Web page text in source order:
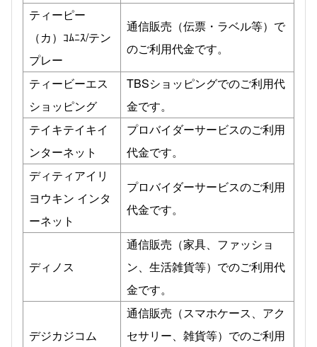
ティーピー
（カ）ｺﾑﾆｽ/テン
プレー
通信販売（伝票・ラベル等）で
のご利用代金です。
ティービーエス
ショッピング
TBSショッピングでのご利用代
金です。
テイキテイキイ
ンターネット
プロバイダーサービスのご利用
代金です。
ディティアイリ
ヨウキン インタ
ーネット
プロバイダーサービスのご利用
代金です。
ディノス
通信販売（家具、ファッショ
ン、生活雑貨等）でのご利用代
金です。
デジカジコム
通信販売（スマホケース、アク
セサリー、雑貨等）でのご利用